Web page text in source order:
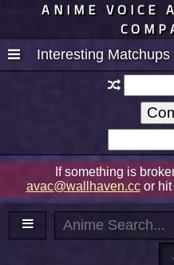
ANIME VOICE
Interesting Matchups
If something is
avac@wallhaven.ccor hit